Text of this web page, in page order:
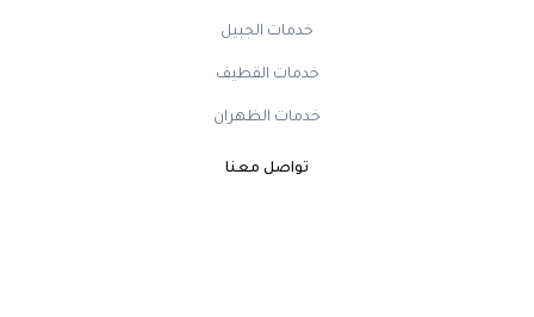
خدمات الجبيل
خدمات القطيف
خدمات الظهران
تواصل معنا